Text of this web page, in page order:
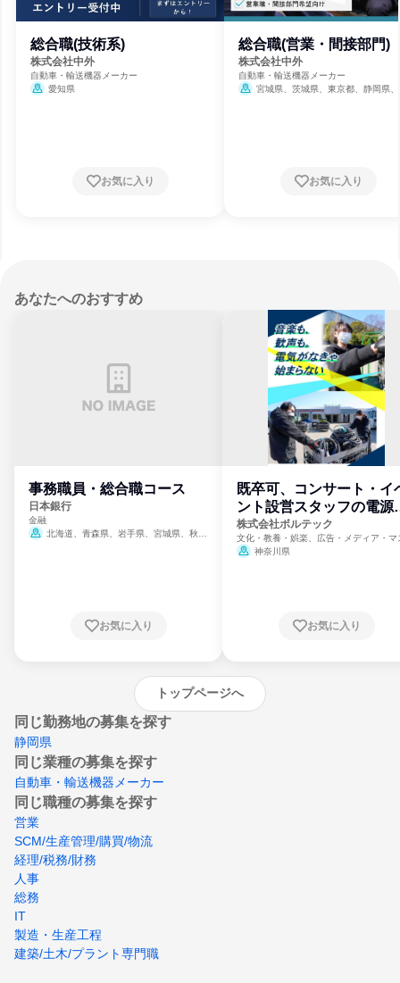
総合職(技術系)
株式会社中外
自動車・輸送機器メーカー
愛知県
お気に入り
総合職(営業・間接部門)
株式会社中外
自動車・輸送機器メーカー
宮城県、茨城県、東京都、静岡県
お気に入り
あなたへのおすすめ
事務職員・総合職コース
日本銀行
金融
北海道、青森県、岩手県、宮城県、秋田
崎県、熊本県、大分県、宮崎県、鹿児島県、
お気に入り
既卒可、コンサート・イ
ント設営スタッフの電源
門
株式会社ボルテック
文化・教養・娯楽、広告・メディア・マ
ミ、電力・ガス・水道・エネルギー
神奈川県
お気に入り
トップページへ
同じ勤務地の募集を探す
静岡県
同じ業種の募集を探す
自動車・輸送機器メーカー
同じ職種の募集を探す
営業
SCM/生産管理/購買/物流
経理/税務/財務
人事
総務
IT
製造・生産工程
建築/土木/プラント専門職